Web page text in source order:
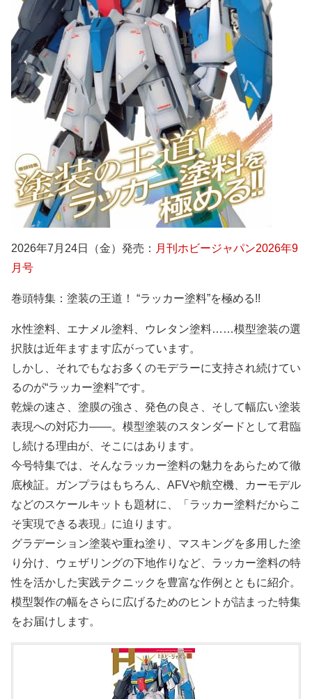
2026年7月24日（金）発売： 月刊ホビージャパン2026年9
月号
巻頭特集：塗装の王道！ “ラッカー塗料”を極める!!
水性塗料、エナメル塗料、ウレタン塗料……模型塗装の選
択肢は近年ますます広がっています。
しかし、それでもなお多くのモデラーに支持され続けてい
るのが“ラッカー塗料”です。
乾燥の速さ、塗膜の強さ、発色の良さ、そして幅広い塗装
表現への対応力――。模型塗装のスタンダードとして君臨
し続ける理由が、そこにはあります。
今号特集では、そんなラッカー塗料の魅力をあらためて徹
底検証。ガンプラはもちろん、AFVや航空機、カーモデル
などのスケールキットも題材に、「ラッカー塗料だからこ
そ実現できる表現」に迫ります。
グラデーション塗装や重ね塗り、マスキングを多用した塗
り分け、ウェザリングの下地作りなど、ラッカー塗料の特
性を活かした実践テクニックを豊富な作例とともに紹介。
模型製作の幅をさらに広げるためのヒントが詰まった特集
をお届けします。